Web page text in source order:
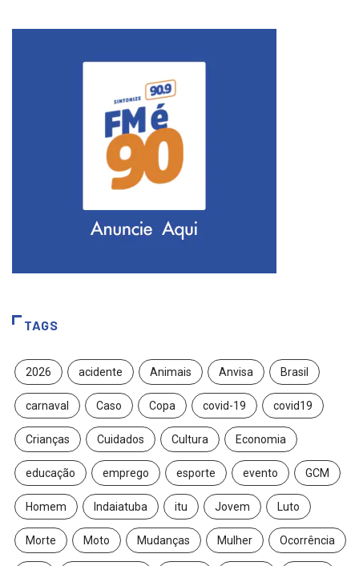
TAGS
2026 acidente Animais Anvisa Brasil
carnaval Caso Copa covid-19 covid19
Crianças Cuidados Cultura Economia
educação emprego esporte evento GCM
Homem Indaiatuba itu Jovem Luto
Morte Moto Mudanças Mulher Ocorrência